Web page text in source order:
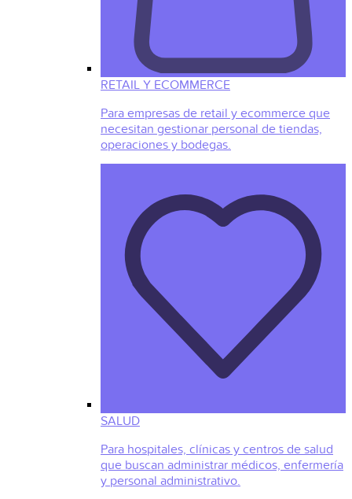
RETAIL Y ECOMMERCE
Para empresas de retail y ecommerce que
necesitan gestionar personal de tiendas,
operaciones y bodegas.
SALUD
Para hospitales, clínicas y centros de salud
que buscan administrar médicos, enfermería
y personal administrativo.